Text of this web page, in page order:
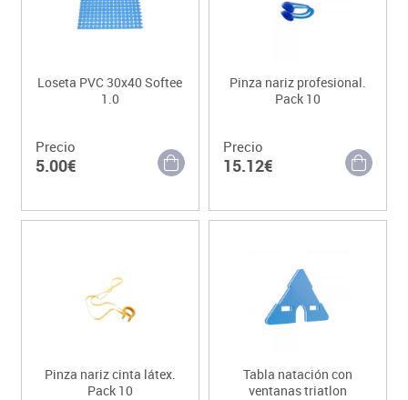
Loseta PVC 30x40 Softee
1.0
Precio
5.00€
Pinza nariz profesional.
Pack 10
Precio
15.12€
Pinza nariz cinta látex.
Pack 10
Tabla natación con
ventanas triatlon